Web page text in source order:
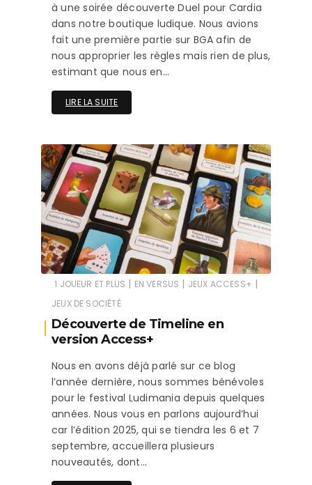
à une soirée découverte Duel pour Cardia
dans notre boutique ludique. Nous avions
fait une première partie sur BGA afin de
nous approprier les règles mais rien de plus,
estimant que nous en…
LIRE LA SUITE
1 JOUEUR ET PLUS | EN VERSUS | JEUX ACCESS+ |
JEUX DE SOCIÉTÉ
Découverte de Timeline en
version Access+
Nous en avons déjà parlé sur ce blog
l’année dernière, nous sommes bénévoles
pour le festival Ludimania depuis quelques
années. Nous vous en parlons aujourd’hui
car l’édition 2025, qui se tiendra les 6 et 7
septembre, accueillera plusieurs
nouveautés, dont…